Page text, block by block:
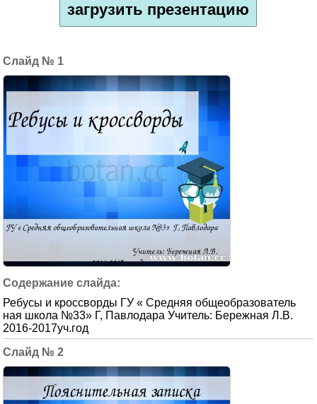
загрузить презентацию
1
Ребусы и кроссворды ГУ « Средняя общеобразователь
ная школа №33» Г, Павлодара Учитель: Бережная Л.В.
2016-2017уч.год
2